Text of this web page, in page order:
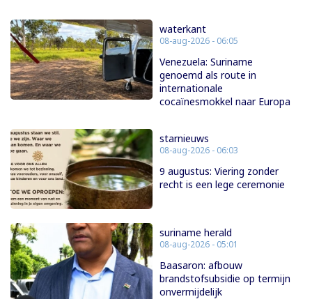
waterkant
08-aug-2026 - 06:05
Venezuela: Suriname
genoemd als route in
internationale
cocaïnesmokkel naar Europa
starnieuws
08-aug-2026 - 06:03
9 augustus: Viering zonder
recht is een lege ceremonie
suriname herald
08-aug-2026 - 05:01
Baasaron: afbouw
brandstofsubsidie op termijn
onvermijdelijk